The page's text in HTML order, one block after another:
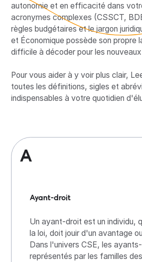
autonomie et en efficacité dans
acronymes complexes (CSSCT,
règles budgétaires et le jargon
et Économique possède son propre
difficile à décoder pour les nouveaux
Pour vous aider à y voir plus clair,
toutes les définitions, sigles et
indispensables à votre quotidien
A
Ayant-droit
Un ayant-droit est un individu,
la loi, doit jouir d'un avantage
Dans l'univers CSE, les
représentés par les familles